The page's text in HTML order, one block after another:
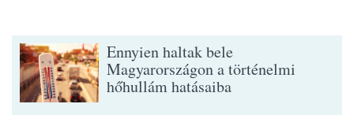
Ennyien haltak bele
Magyarországon a történelmi
hőhullám hatásaiba